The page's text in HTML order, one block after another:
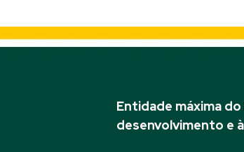
Entidade máxima
desenvolvimento e